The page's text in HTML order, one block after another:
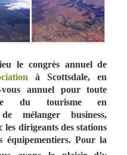
le congrès annuel de
à Scottsdale, en
annuel pour toute
du tourisme en
mélanger business,
les dirigeants des stations
équipementiers. Pour la